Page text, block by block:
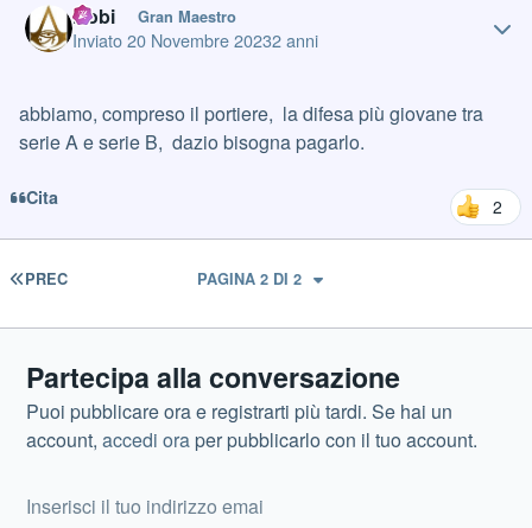
Robi Gran Maestro
Inviato20 Novembre 20232 anni
abbiamo, compreso il portiere, la difesa più giovane tra
serie A e serie B, dazio bisogna pagarlo.
Cita 2
PRIMA PAGINA
PREC PAGINA 2 DI 2
Partecipa alla conversazione
Puoi pubblicare ora e registrarti più tardi. Se hai un
account,accedi oraper pubblicarlo con il tuo account.